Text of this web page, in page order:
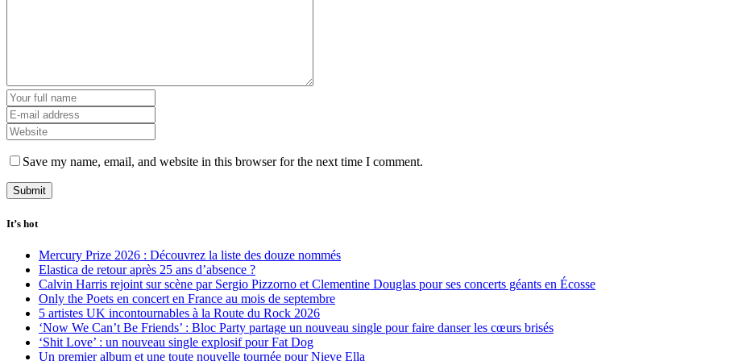
Save my name, email, and website in this browser for the next time I comment.
It’s hot
Mercury Prize 2026 : Découvrez la liste des douze nommés
Elastica de retour après 25 ans d’absence ?
Calvin Harris rejoint sur scène par Sergio Pizzorno et Clementine Douglas pour ses concerts géants en Écosse
Only the Poets en concert en France au mois de septembre
5 artistes UK incontournables à la Route du Rock 2026
‘Now We Can’t Be Friends’ : Bloc Party partage un nouveau single pour faire danser les cœurs brisés
‘Shit Love’ : un nouveau single explosif pour Fat Dog
Un premier album et une toute nouvelle tournée pour Nieve Ella